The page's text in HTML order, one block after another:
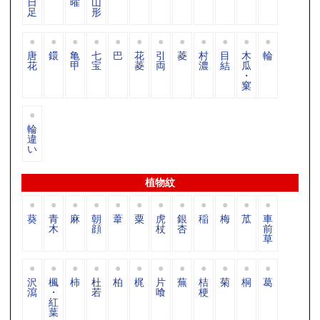
足 形
唐
花
鐶 亀
甲
七
宝
巴 花
菱
引
両
菱 村
濃
目
結
木
瓜
・
窠
輪
輪
違
い
植物紋
葵 青
木
麻 朝
顔
葦 粟 虎
杖
銀
杏
稲 梅 苽 車
前
草
沢
瀉
楓
・
紅
葉
柿 杜
若
柏 梶 片
喰
蕪 桔
梗
菊 桐 葛